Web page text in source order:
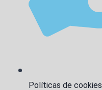
Políticas de cookies